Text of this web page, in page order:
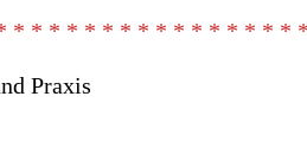
* * * * * * * * * * * * * * *
Praxis